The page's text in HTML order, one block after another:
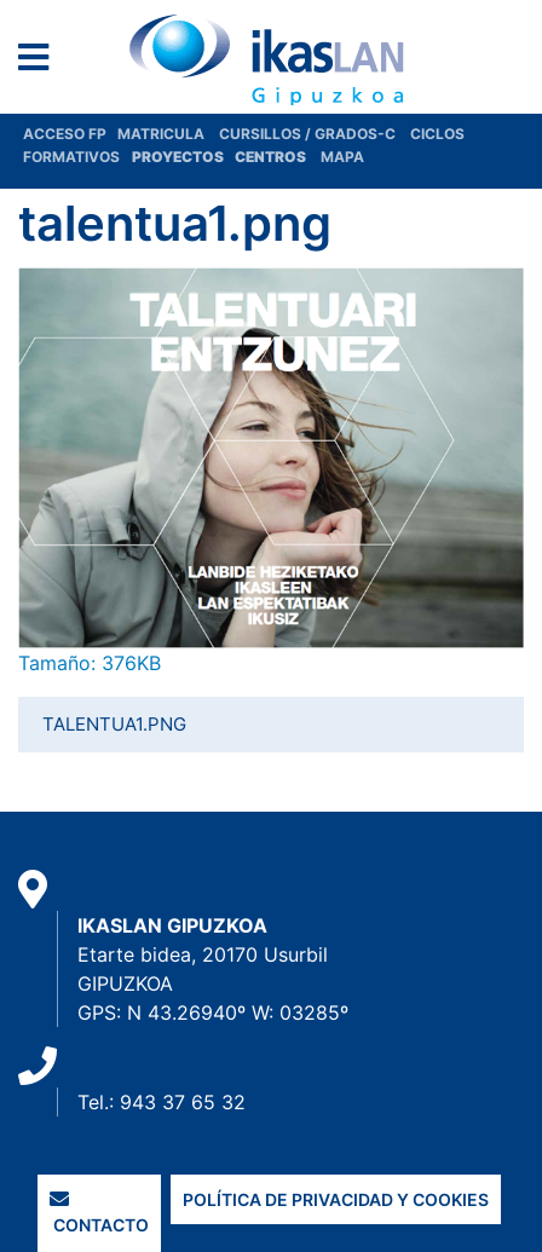
ACCESO FP MATRICULA CURSILLOS / GRADOS-C
CICLOS
FORMATIVOS
PROYECTOS CENTROS MAPA
talentua1.png
Haga clic aquí para ver la imagen a tamaño completo…
Tamaño: 376KB
TALENTUA1.PNG
IKASLAN GIPUZKOA
Etarte bidea, 20170 Usurbil
GIPUZKOA
GPS: N 43.26940º W: 03285º
Tel.: 943 37 65 32
CONTACTO
POLÍTICA DE PRIVACIDAD Y COOKIES